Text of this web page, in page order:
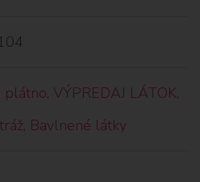
plátno, VÝPREDAJ LÁTOK,
, Bavlnené látky